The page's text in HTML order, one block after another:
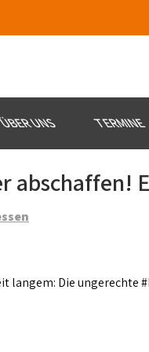
ÜBER UNS TERMINE
abschaffen!
langem: Die